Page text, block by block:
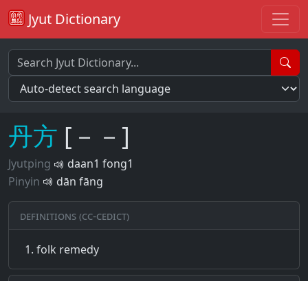
Jyut Dictionary
丹方 [－－]
Jyutping
daan1 fong1
Pinyin
dān fāng
Definitions (CC-CEDICT)
folk remedy